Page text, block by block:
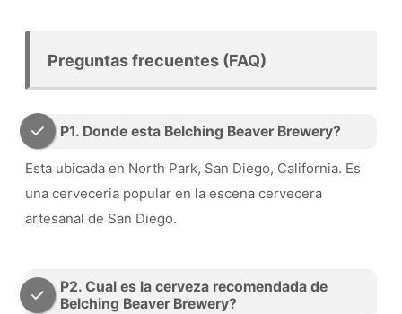
Preguntas frecuentes (FAQ)
P1. Donde esta Belching Beaver Brewery?
Esta ubicada en North Park, San Diego, California. Es
una cerveceria popular en la escena cervecera
artesanal de San Diego.
P2. Cual es la cerveza recomendada de
Belching Beaver Brewery?